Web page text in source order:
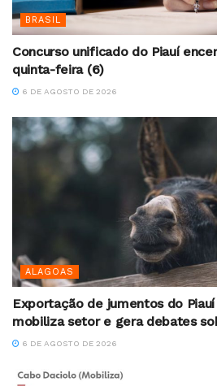
BRASIL
Concurso unificado do Piauí
quinta-feira (6)
6 DE AGOSTO DE 2026
ALAGOAS
Exportação de jumentos do
mobiliza setor e gera debates
6 DE AGOSTO DE 2026